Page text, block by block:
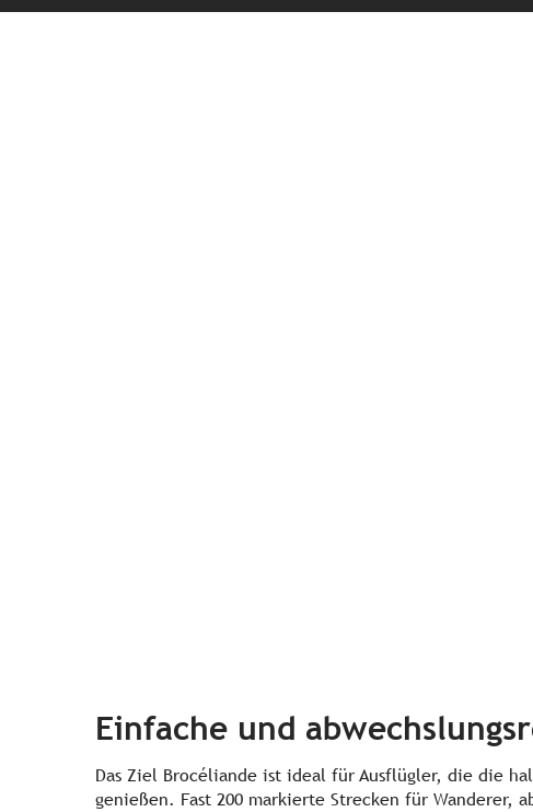
Einfache und
Das Ziel Brocéliande ist ideal für Ausflügler, die die
genießen. Fast 200 markierte Strecken für Wanderer,